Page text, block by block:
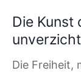
Die Kunst
Die Freiheit,